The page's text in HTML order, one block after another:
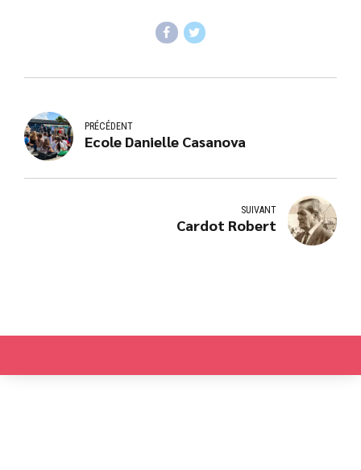
PRÉCÉDENT
Ecole Danielle Casanova
SUIVANT
Cardot Robert